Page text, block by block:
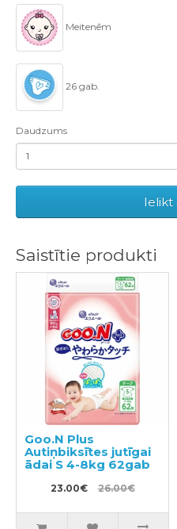
Meitenēm
26 gab.
Daudzums
Ielikt
Saistītie produkti
Goo.N Plus
Autiņbiksītes jutīgai
ādai S 4-8kg 62gab
23.00€ 26.00€